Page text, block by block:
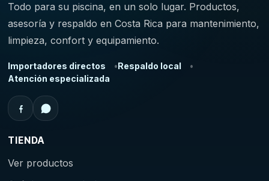
Todo para su piscina, en un solo lugar. Productos,
asesoría y respaldo en Costa Rica para mantenimiento,
limpieza, confort y equipamiento.
Importadores directos
Respaldo local
Atención especializada
TIENDA
Ver productos